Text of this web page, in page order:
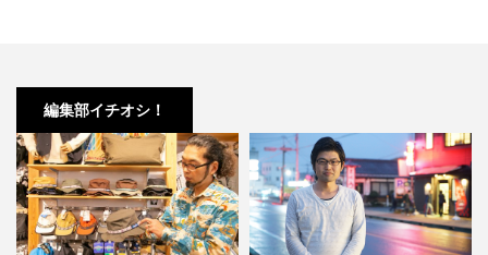
編集部イチオシ！